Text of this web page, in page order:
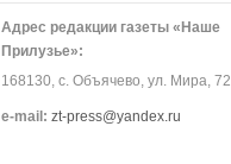
Адрес редакции газеты «Наше
Прилузье»:
168130, с. Объячево, ул. Мира, 72
е-mail: zt-press@yandex.ru